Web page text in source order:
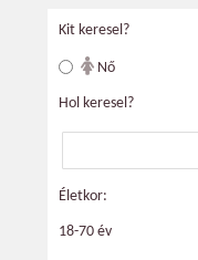
Kit keresel?
Nő
Hol keresel?
Életkor:
18-70 év